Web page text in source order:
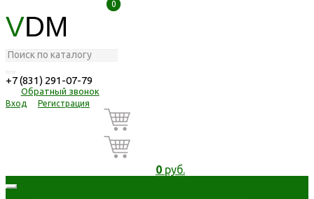
VDM
+7 (831) 291-07-79
Обратный звонок
Вход Регистрация
0
0
0руб.